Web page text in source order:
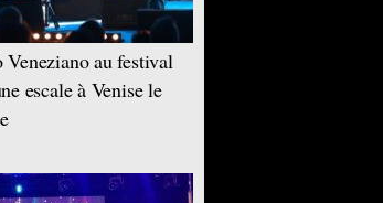
Veneziano au festival
escale à Venise le